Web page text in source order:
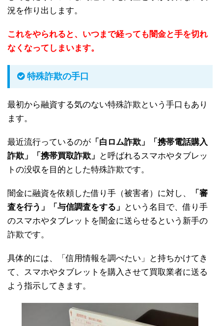
況を作り出します。
これをやられると、いつまで経っても闇金と手を切れ
なくなってしまいます。
特殊詐欺の手口
最初から融資する気のない特殊詐欺という手口もあり
ます。
最近流行っているのが 「白ロム詐欺」「携帯電話購入
詐欺」「携帯買取詐欺」
と呼ばれるスマホやタブレッ
トの没収を目的とした特殊詐欺です。
闇金に融資を依頼した借り手（被害者）に対し、
「審
査を行う」「与信調査をする」
という名目で、借り手
のスマホやタブレットを闇金に送らせるという新手の
詐欺です。
具体的には、「信用情報を調べたい」と持ちかけてき
て、スマホやタブレットを購入させて買取業者に送る
よう指示してきます。